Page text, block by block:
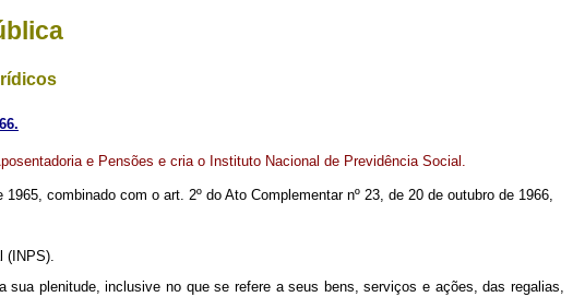
e Pensões e cria o Instituto Nacional de Previdência Social.
combinado com o art. 2º do Ato Complementar nº 23, de 20 de outubro de 1966,
(INPS).
plenitude, inclusive no que se refere a seus bens, serviços e ações, das regalias,